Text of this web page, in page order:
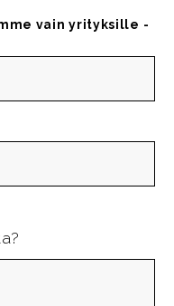
vain yrityksille -